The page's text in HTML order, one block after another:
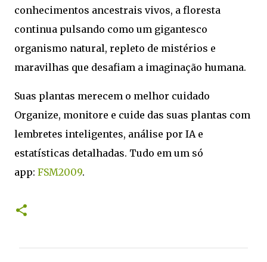
conhecimentos ancestrais vivos, a floresta
continua pulsando como um gigantesco
organismo natural, repleto de mistérios e
maravilhas que desafiam a imaginação humana.
Suas plantas merecem o melhor cuidado
Organize, monitore e cuide das suas plantas com
lembretes inteligentes, análise por IA e
estatísticas detalhadas. Tudo em um só
app: FSM2009.